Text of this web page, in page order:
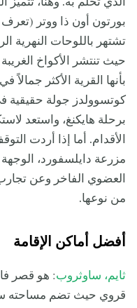
بورتون أون ذا ووتر
تشتهر باللوحات النهرية
حيث تنتشر الأكواخ
بأنها القرية الأكثر جمالاً
كوتسوولدز جولة حقيقية
برحلة هايكنغ، واستعد
الأقدام. أما إذا أردت
مزرعة دايلسفورد،
العضوي الفاخر وعن
من نوعها.
أفضل أماكن الإقامة
ثايم، ساوثروب: هو قصر
قروي حيث تضم مساحته